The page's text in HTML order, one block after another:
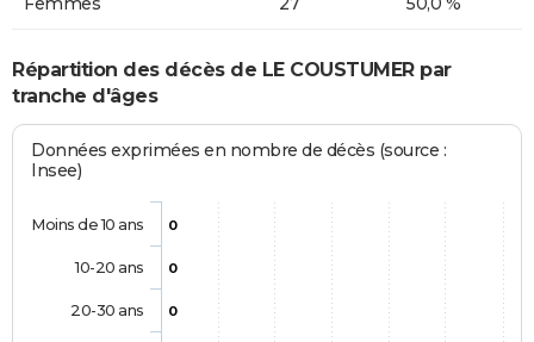
Répartition des décès de LE COUSTUMER par
tranche d'âges
Données exprimées en nombre de décès (source :
Insee)
0
0
0
Moins de 10 ans
10-20 ans
20-30 ans